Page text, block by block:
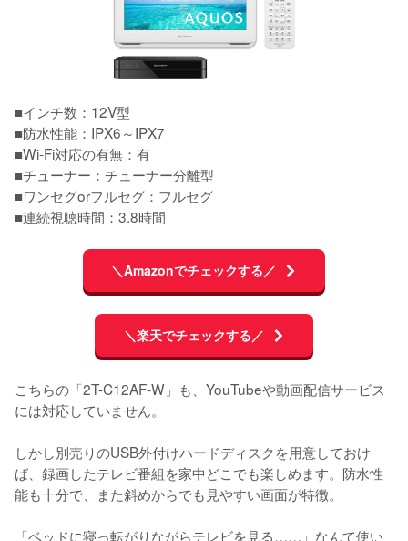
■インチ数：12V型
■防水性能：IPX6～IPX7
■Wi-Fi対応の有無：有
■チューナー：チューナー分離型
■ワンセグorフルセグ：フルセグ
■連続視聴時間：3.8時間
＼Amazonでチェックする／
＼楽天でチェックする／
こちらの「2T-C12AF-W」も、YouTubeや動画配信サービス
には対応していません。
しかし別売りのUSB外付けハードディスクを用意しておけ
ば、録画したテレビ番組を家中どこでも楽しめます。防水性
能も十分で、また斜めからでも見やすい画面が特徴。
「ベッドに寝っ転がりながらテレビを見る……」なんて使い